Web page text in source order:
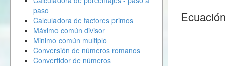
paso
Calculadora de factores primos
Máximo común divisor
Minimo común multiplo
Conversión de números romanos
Convertidor de números